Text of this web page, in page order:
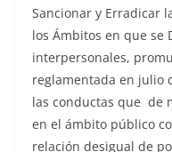
Sancionar y Erradicar
los Ámbitos en que se
interpersonales,
reglamentada en julio
las conductas que de
en el ámbito público
relación desigual de